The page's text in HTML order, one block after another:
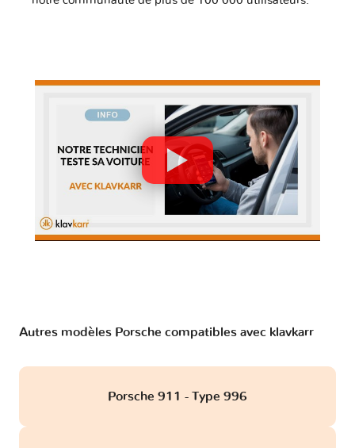
Autres modèles Porsche compatibles avec klavkarr
Porsche 911 - Type 996